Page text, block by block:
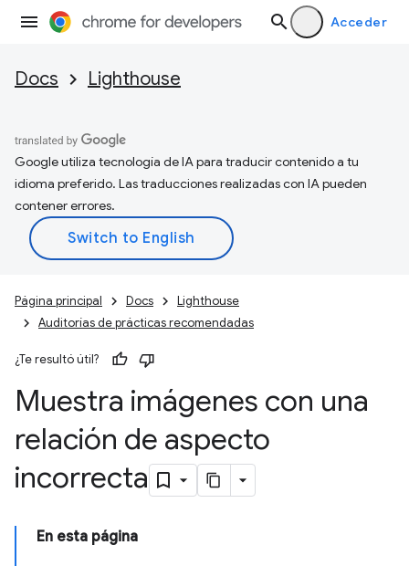
Acceder
Docs Lighthouse
Google utiliza tecnología de IA para traducir contenido a tu
idioma preferido. Las traducciones realizadas con IA pueden
contener errores.
Página principal Docs
Lighthouse
Auditorías de prácticas recomendadas
¿Te resultó útil?
Muestra imágenes con una
relación de aspecto
incorrecta
En esta página